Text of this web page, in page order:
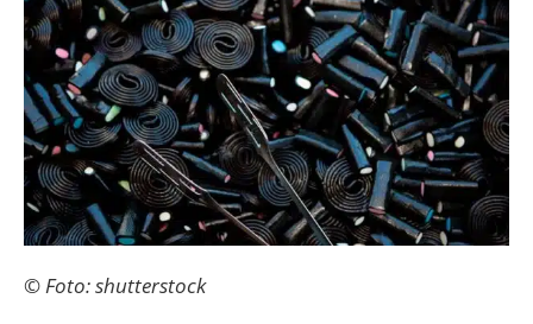
© Foto: shutterstock